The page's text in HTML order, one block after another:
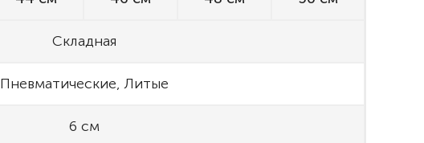
Складная
Пневматические, Литые
6 см